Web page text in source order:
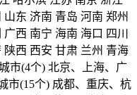
东 济南 青岛 河南 郑州
西 南宁 海南 海口 四川
西 西安 甘肃 兰州 青海
市(4个) 北京、上海、广
市(15个) 成都、重庆、杭